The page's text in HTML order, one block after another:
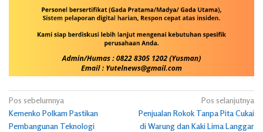
Navigasi
pos
Pos sebelumnya
Kemenko Polkam Pastikan
Pembangunan Teknologi
Pos selanjutnya
Penjualan Rokok Tanpa Pita Cukai
di Warung dan Kaki Lima Langgar